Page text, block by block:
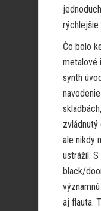
rýchlejšie
Čo bolo
metalové
synth
zvládnutý
ale nikdy
ustrážil.
black/
aj flauta.